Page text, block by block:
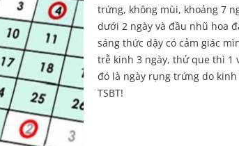
trứng, không mùi, khoảng 7
dưới 2 ngày và đầu nhũ hoa
sáng thức dậy có cảm giác
trễ kinh 3 ngày, thử que thì 1
đó là ngày rụng trứng do
TSBT!